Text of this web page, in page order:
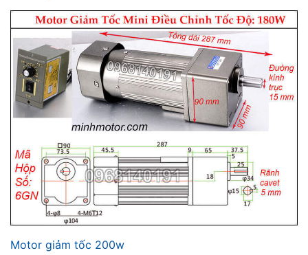
Motor giảm tốc 200w